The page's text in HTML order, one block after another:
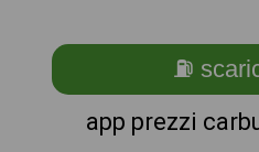
⛽
app prezzi